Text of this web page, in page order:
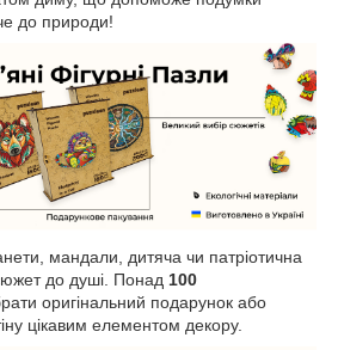
до природи!
мандали, дитяча чи патріотична
до душі. Понад 100
оригінальний подарунок або
цікавим елементом декору.